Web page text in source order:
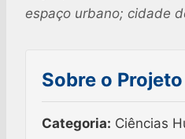
espaço urbano; cidade
Sobre o Projeto
Categoria: Ciências